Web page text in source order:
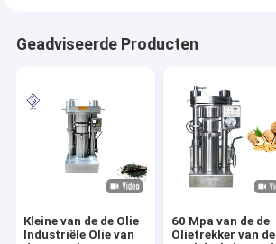
Geadviseerde Producten
Kleine van de de Olie
Industriële Olie van
60 Mpa van de de
Olietrekker van de